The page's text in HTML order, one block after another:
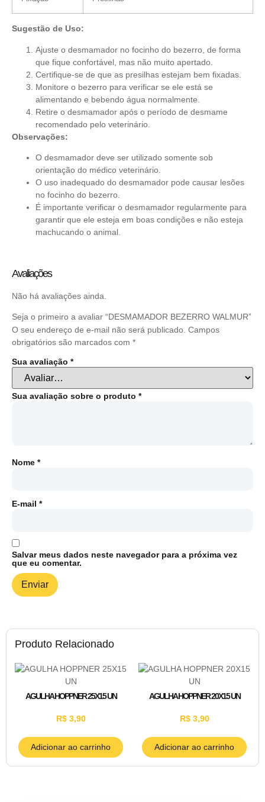
Produto Relacionado
AGULHA HOPPNER 25X15 UN
R$3,90
Adicionar ao carrinho
AGULHA HOPPNER 20X15 UN
R$3,90
Adicionar ao carrinho
Sugestão de Uso:
Ajuste o desmamador no focinho do bezerro, de forma
que fique confortável, mas não muito apertado.
Certifique-se de que as presilhas estejam bem fixadas.
Monitore o bezerro para verificar se ele está se
alimentando e bebendo água normalmente.
Retire o desmamador após o período de desmame
recomendado pelo veterinário.
Observações:
O desmamador deve ser utilizado somente sob
orientação do médico veterinário.
O uso inadequado do desmamador pode causar lesões
no focinho do bezerro.
É importante verificar o desmamador regularmente para
garantir que ele esteja em boas condições e não esteja
machucando o animal.
Avaliações
Não há avaliações ainda.
Seja o primeiro a avaliar “DESMAMADOR BEZERRO WALMUR”
O seu endereço de e-mail não será publicado. Campos
obrigatórios são marcados com *
Sua avaliação *
Sua avaliação sobre o produto *
Nome *
E-mail *
Salvar meus dados neste navegador para a próxima vez
que eu comentar.